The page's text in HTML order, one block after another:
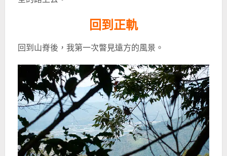
回到正軌
回到山脊後，我第一次瞥見遠方的風景。